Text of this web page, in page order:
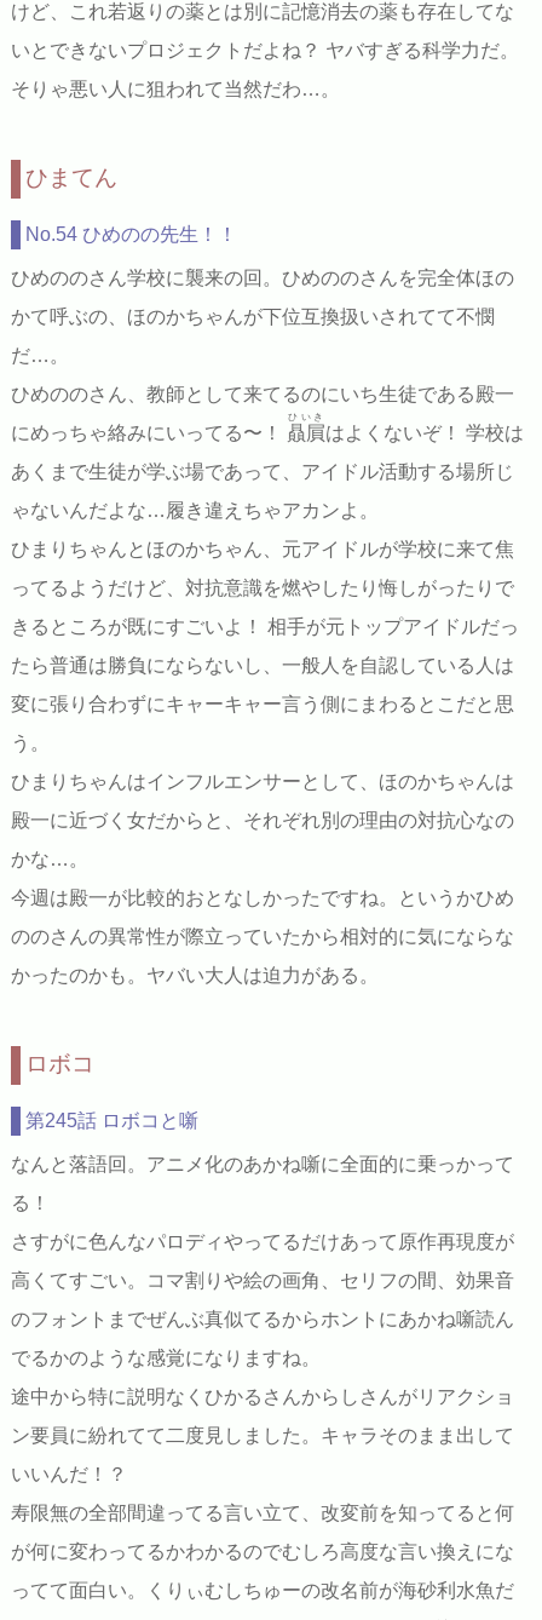
けど、これ若返りの薬とは別に記憶消去の薬も存在してな
いとできないプロジェクトだよね？ ヤバすぎる科学力だ。
そりゃ悪い人に狙われて当然だわ…。
ひまてん
No.54 ひめのの先生！！
ひめののさん学校に襲来の回。ひめののさんを完全体ほの
かて呼ぶの、ほのかちゃんが下位互換扱いされてて不憫
だ…。
ひめののさん、教師として来てるのにいち生徒である殿一
にめっちゃ絡みにいってる〜！
贔屓
ひいき
はよくないぞ！ 学校は
あくまで生徒が学ぶ場であって、アイドル活動する場所じ
ゃないんだよな…履き違えちゃアカンよ。
ひまりちゃんとほのかちゃん、元アイドルが学校に来て焦
ってるようだけど、対抗意識を燃やしたり悔しがったりで
きるところが既にすごいよ！ 相手が元トップアイドルだっ
たら普通は勝負にならないし、一般人を自認している人は
変に張り合わずにキャーキャー言う側にまわるとこだと思
う。
ひまりちゃんはインフルエンサーとして、ほのかちゃんは
殿一に近づく女だからと、それぞれ別の理由の対抗心なの
かな…。
今週は殿一が比較的おとなしかったですね。というかひめ
ののさんの異常性が際立っていたから相対的に気にならな
かったのかも。ヤバい大人は迫力がある。
ロボコ
第245話 ロボコと噺
なんと落語回。アニメ化のあかね噺に全面的に乗っかって
る！
さすがに色んなパロディやってるだけあって原作再現度が
高くてすごい。コマ割りや絵の画角、セリフの間、効果音
のフォントまでぜんぶ真似てるからホントにあかね噺読ん
でるかのような感覚になりますね。
途中から特に説明なくひかるさんからしさんがリアクショ
ン要員に紛れてて二度見しました。キャラそのまま出して
いいんだ！？
寿限無の全部間違ってる言い立て、改変前を知ってると何
が何に変わってるかわかるのでむしろ高度な言い換えにな
ってて面白い。くりぃむしちゅーの改名前が海砂利水魚だ